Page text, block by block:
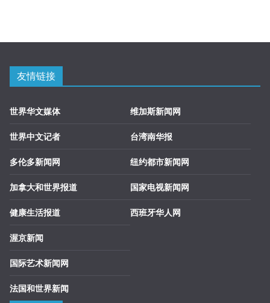
友情链接
世界华文媒体
世界中文记者
多伦多新闻网
加拿大和世界报道
健康生活报道
渥京新闻
国际艺术新闻网
法国和世界新闻
维加斯新闻网
台湾南华报
纽约都市新闻网
国家电视新闻网
西班牙华人网